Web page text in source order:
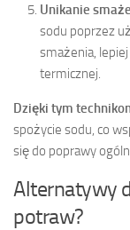
Unikanie
sodu poprzez
smażenia,
termicznej.
Dzięki tym
spożycie sodu, co
się do poprawy
Alternatywy
potraw?